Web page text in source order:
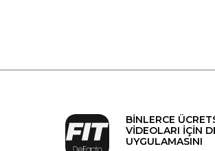
BİNLERCE
VİDEOLARI İÇİN
UYGULAMASINI